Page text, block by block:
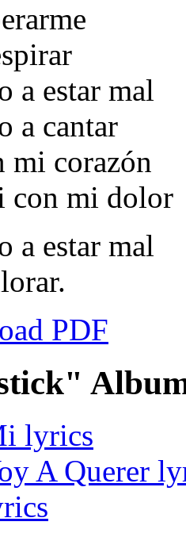
a estar mal
a cantar
mi corazón
con mi dolor
a estar mal
PDF
lyrics
A Querer